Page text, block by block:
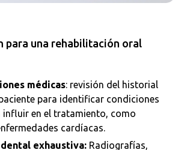
para una rehabilitación oral
médicas: revisión del historial
para identificar condiciones
influir en el tratamiento, como
cardíacas.
exhaustiva: Radiografías,